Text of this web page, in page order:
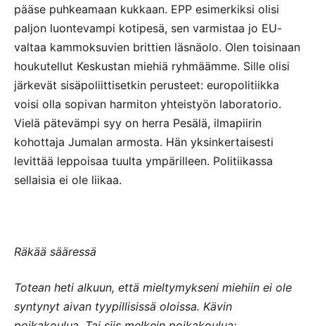
pääse puhkeamaan kukkaan. EPP esimerkiksi olisi
paljon luontevampi kotipesä, sen varmistaa jo EU-
valtaa kammoksuvien brittien läsnäolo. Olen toisinaan
houkutellut Keskustan miehiä ryhmäämme. Sille olisi
järkevät sisäpoliittisetkin perusteet: europolitiikka
voisi olla sopivan harmiton yhteistyön laboratorio.
Vielä pätevämpi syy on herra Pesälä, ilmapiirin
kohottaja Jumalan armosta. Hän yksinkertaisesti
levittää leppoisaa tuulta ympärilleen. Politiikassa
sellaisia ei ole liikaa.
Räkää sääressä
Totean heti alkuun, että mieltymykseni miehiin ei ole
syntynyt aivan tyypillisissä oloissa. Kävin